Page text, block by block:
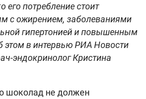
его потребление стоит
с ожирением, заболеваниями
гипертонией и повышенным
этом в интервью РИА Новости
эндокринолог Кристина
шоколад не должен